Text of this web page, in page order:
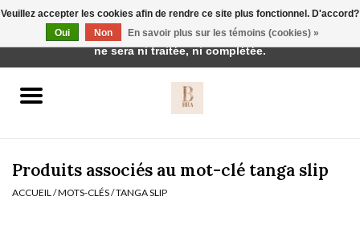
Produits associés au mot-clé tanga slip
ACCUEIL /MOTS-CLÉS/TANGA SLIP
Veuillez accepter les cookies afin de rendre ce site plus fonctionnel. D'accord?
Oui
Non En savoir plus sur les témoins (cookies) »
Cette boutique est en construction. Toute commande passée
ne sera ni traitée, ni complétée.